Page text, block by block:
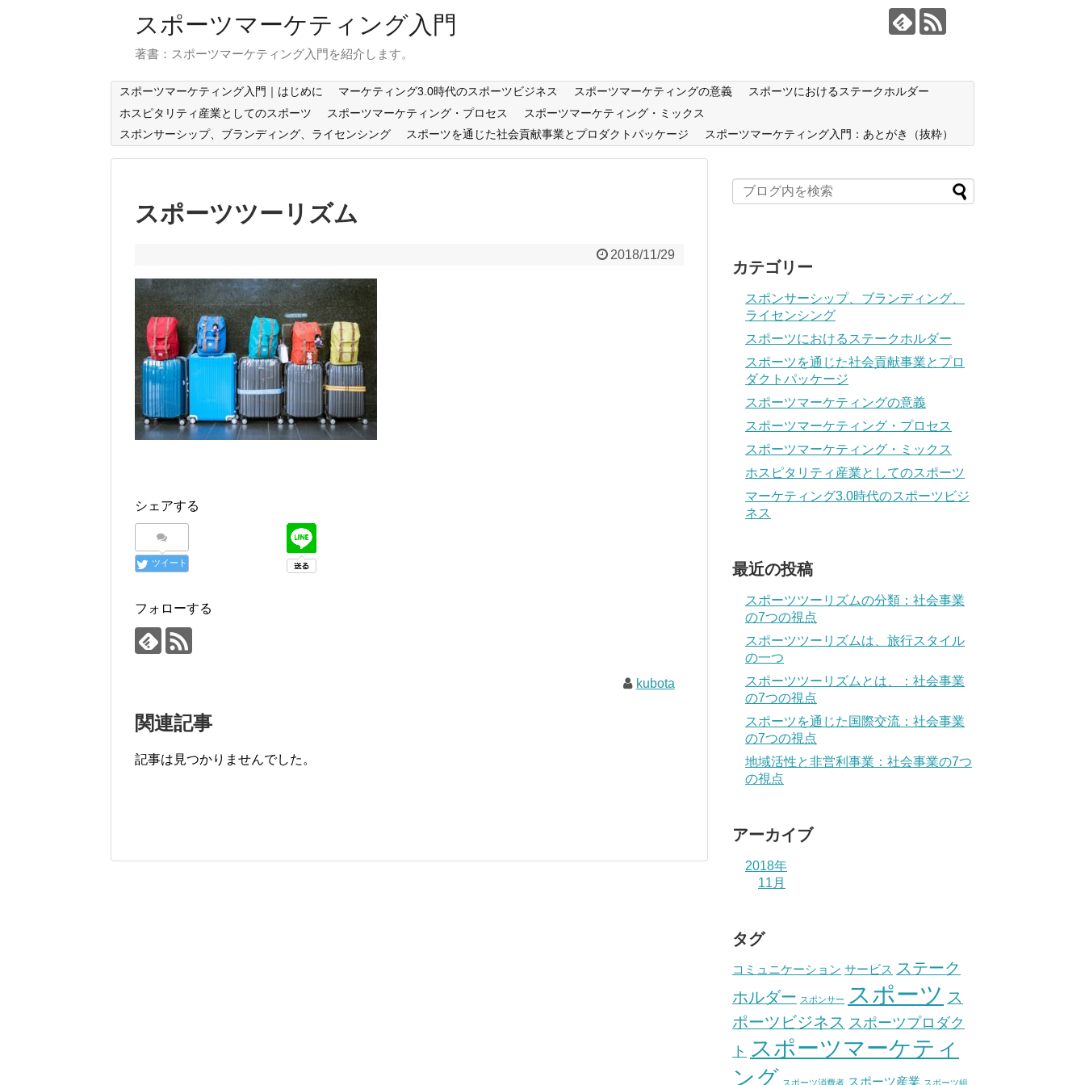
スポーツマーケティング入門
著書：スポーツマーケティング入門を紹介します。
スポーツマーケティング入門｜はじめに マーケティング3.0時代のスポーツビジネス スポーツマーケティングの意義
スポーツにおけるステークホルダー
ホスピタリティ産業としてのスポーツ
スポーツマーケティング・プロセス
スポーツマーケティング・ミックス
スポンサーシップ、ブランディング、ライセンシング
スポーツを通じた社会貢献事業とプロダクトパッケージ スポーツマーケティング入門：あとがき（抜粋）
スポーツツーリズム
2018/11/29
シェアする
ツイート
フォローする
kubota
関連記事
記事は見つかりませんでした。
カテゴリー
スポンサーシップ、ブランディング、
ライセンシング
スポーツにおけるステークホルダー
スポーツを通じた社会貢献事業とプロ
ダクトパッケージ
スポーツマーケティングの意義
スポーツマーケティング・プロセス
スポーツマーケティング・ミックス
ホスピタリティ産業としてのスポーツ
マーケティング3.0時代のスポーツビジ
ネス
最近の投稿
スポーツツーリズムの分類：社会事業
の7つの視点
スポーツツーリズムは、旅行スタイル
の一つ
スポーツツーリズムとは、：社会事業
の7つの視点
スポーツを通じた国際交流：社会事業
の7つの視点
地域活性と非営利事業：社会事業の7つ
の視点
アーカイブ
2018年
11月
タグ
コミュニケーション サービス ステーク
ホルダー スポンサー スポーツ ス
ポーツビジネス スポーツプロダク
ト スポーツマーケティ
ング スポーツ消費者 スポーツ産業 スポーツ組